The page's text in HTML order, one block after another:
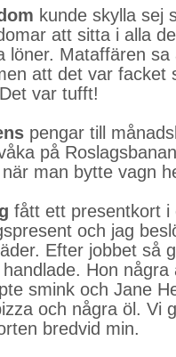
kunde skylla sej
att sitta i alla
löner. Mataffären
att det var facket
var tufft!
pengar till
på
man bytte vagn
fått ett presentkort i
och jag
Efter jobbet så
Hon
smink och Jane
och några öl. Vi
bredvid min.